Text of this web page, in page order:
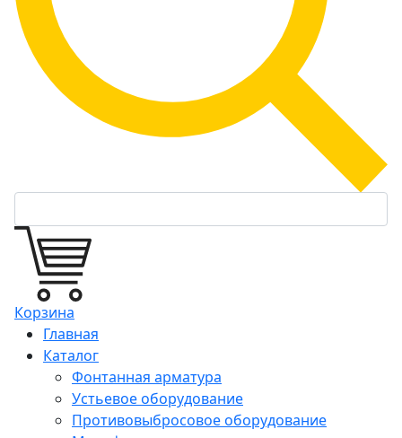
Корзина
Главная
Каталог
Фонтанная арматура
Устьевое оборудование
Противовыбросовое оборудование